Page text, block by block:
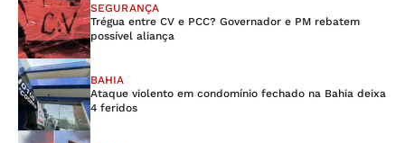
SEGURANÇA
Trégua entre CV e PCC? Governador e PM rebatem
possível aliança
BAHIA
Ataque violento em condomínio fechado na Bahia deixa
4 feridos